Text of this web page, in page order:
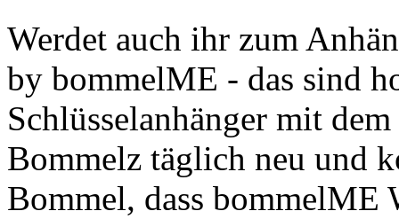
Werdet auch ihr zum
by bommelME - das sind
Schlüsselanhänger mit
Bommelz täglich neu und
Bommel, dass bommelME